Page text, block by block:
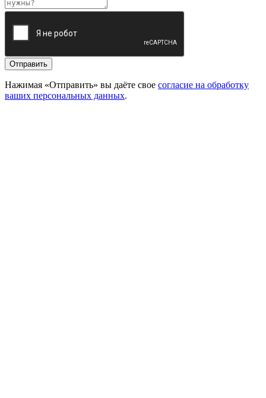
Отправить
Нажимая «Отправить» вы даёте свое согласие на обработку
ваших персональных данных.